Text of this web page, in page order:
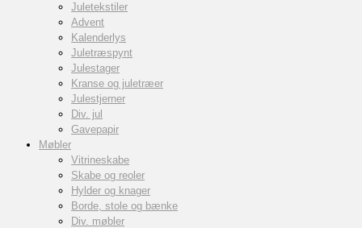
Juletekstiler
Advent
Kalenderlys
Juletræspynt
Julestager
Kranse og juletræer
Julestjerner
Div. jul
Gavepapir
Møbler
Vitrineskabe
Skabe og reoler
Hylder og knager
Borde, stole og bænke
Div. møbler